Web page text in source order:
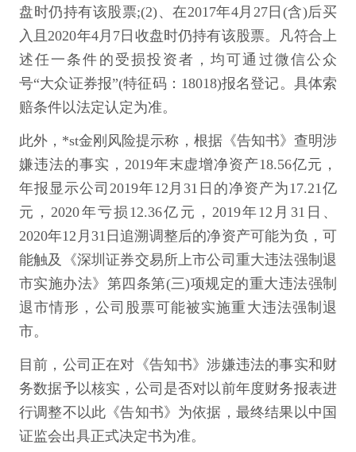
盘时仍持有该股票;(2)、在2017年4月27日(含)后买
入且2020年4月7日收盘时仍持有该股票。凡符合上
述任一条件的受损投资者，均可通过微信公众
号“大众证券报”(特征码：18018)报名登记。具体索
赔条件以法定认定为准。
此外，*st金刚风险提示称，根据《告知书》查明涉
嫌违法的事实，2019年末虚增净资产18.56亿元，
年报显示公司2019年12月31日的净资产为17.21亿
元，2020年亏损12.36亿元，2019年12月31日、
2020年12月31日追溯调整后的净资产可能为负，可
能触及《深圳证券交易所上市公司重大违法强制退
市实施办法》第四条第(三)项规定的重大违法强制
退市情形，公司股票可能被实施重大违法强制退
市。
目前，公司正在对《告知书》涉嫌违法的事实和财
务数据予以核实，公司是否对以前年度财务报表进
行调整不以此《告知书》为依据，最终结果以中国
证监会出具正式决定书为准。